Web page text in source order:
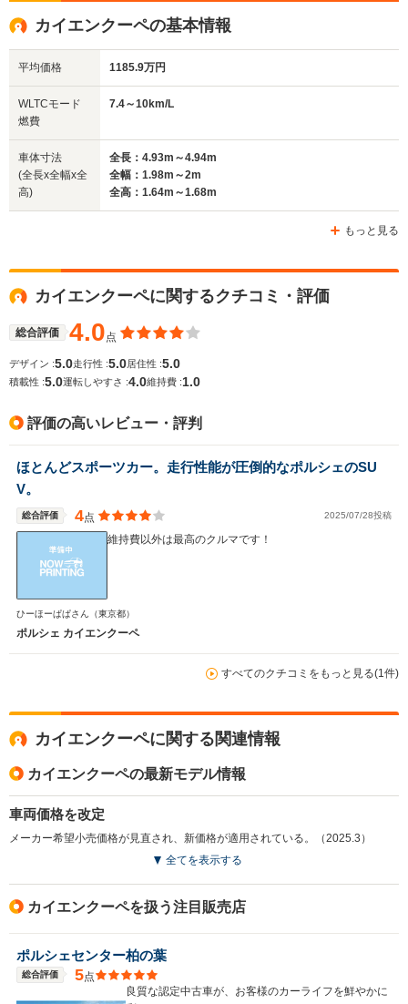
サイズ
(全長x全幅x全高)
WLTCモード
燃費
全高
1.67m～1.7m
全幅
1.98m～1.99m
7.4～10.0km/L
└市街地:4.8～
7.3km/L
└郊外:7.7～11.0km/L
└高速道路:9.2～
11.4km/L
7.9～
カイエンクーペの基本情報
平均価格 1185.9万円
WLTCモード
燃費
7.4～10km/L
車体寸法
(全長x全幅x全
高)
全長：4.93m～4.94m
全幅：1.98m～2m
全高：1.64m～1.68m
もっと見る
カイエンクーペに関するクチコミ・評価
総合評価 4.0点
デザイン :5.0走行性 :5.0居住性 :5.0
積載性 :5.0運転しやすさ :4.0維持費 :1.0
評価の高いレビュー・評判
ほとんどスポーツカー。走行性能が圧倒的なポルシェのSU
V。
総合評価 4点 2025/07/28投稿
維持費以外は最高のクルマです！
ひーほーぱぱさん （東京都）
ポルシェ カイエンクーペ
すべてのクチコミをもっと見る(1件)
カイエンクーペに関する関連情報
カイエンクーペの最新モデル情報
車両価格を改定
メーカー希望小売価格が見直され、新価格が適用されている。（2025.3）
全てを表示する
カイエンクーペを扱う注目販売店
ポルシェセンター柏の葉
総合評価 5点
良質な認定中古車が、お客様のカーライフを鮮やかに